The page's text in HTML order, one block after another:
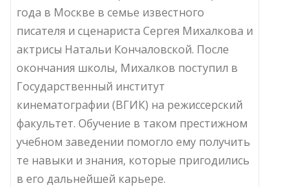
года в Москве в семье известного
писателя и сценариста Сергея Михалкова и
актрисы Натальи Кончаловской. После
окончания школы, Михалков поступил в
Государственный институт
кинематографии (ВГИК) на режиссерский
факультет. Обучение в таком престижном
учебном заведении помогло ему получить
те навыки и знания, которые пригодились
в его дальнейшей карьере.